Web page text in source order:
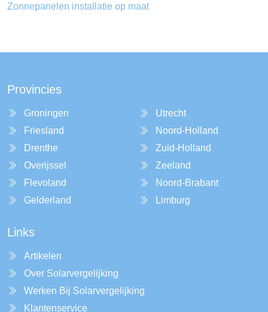
Zonnepanelen installatie op maat
Provincies
Groningen
Friesland
Drenthe
Overijssel
Flevoland
Gelderland
Utrecht
Noord-Holland
Zuid-Holland
Zeeland
Noord-Brabant
Limburg
Links
Artikelen
Over Solarvergelijking
Werken Bij Solarvergelijking
Klantenservice